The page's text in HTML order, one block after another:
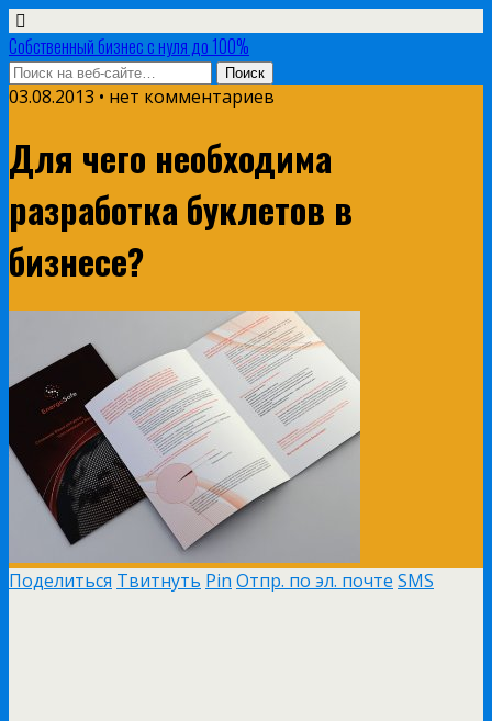
Собственный бизнес с нуля до 100%
03.08.2013 • нет комментариев
Для чего необходима
разработка буклетов в
бизнесе?
Поделиться Твитнуть Pin Отпр. по эл. почте SMS